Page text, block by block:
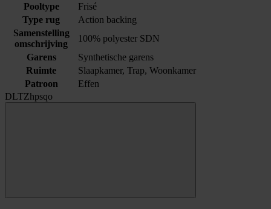
Pooltype
Frisé
Type rug
Action backing
Samenstelling
omschrijving
100% polyester SDN
Garens
Synthetische garens
Ruimte
Slaapkamer, Trap, Woonkamer
Patroon
Effen
DLTZhpsqo